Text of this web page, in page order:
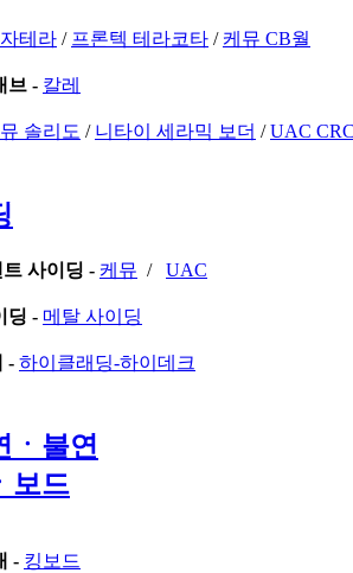
테라 / 프론텍 테라코타 / 케뮤 CB월
브 - 칼레
솔리도 / 니타이 세라믹 보더 /UAC
사이딩 - 케뮤 / UAC
딩 - 메탈 사이딩
- 하이클래딩-하이데크
ㆍ불연
보드
- 킹보드